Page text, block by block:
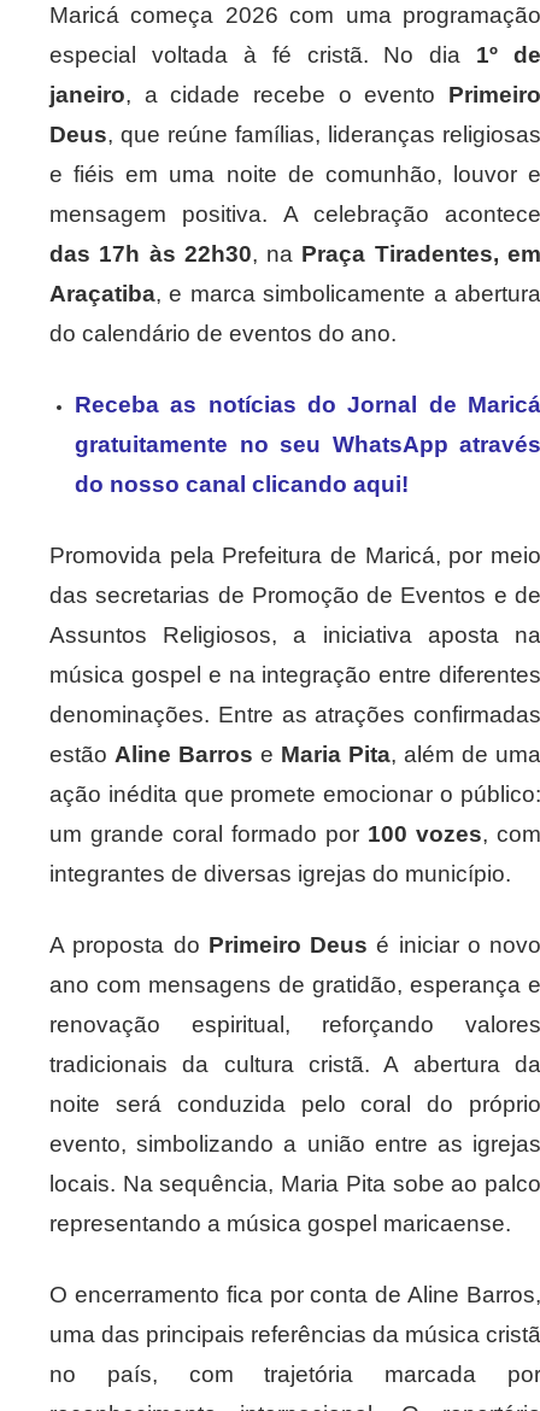
Maricá começa 2026 com uma programação
especial voltada à fé cristã. No dia 1º de
janeiro, a cidade recebe o evento Primeiro
Deus, que reúne famílias, lideranças religiosas
e fiéis em uma noite de comunhão, louvor e
mensagem positiva. A celebração acontece
das 17h às 22h30, na Praça Tiradentes,
Araçatiba, e marca simbolicamente a abertura
do calendário de eventos do ano.
Receba as notícias do Jornal de Maricá
gratuitamente no seu WhatsApp através
do nosso canal clicando aqui!
Promovida pela Prefeitura de Maricá, por meio
das secretarias de Promoção de Eventos e de
Assuntos Religiosos, a iniciativa aposta na
música gospel e na integração entre diferentes
denominações. Entre as atrações confirmadas
estão Aline Barros e Maria Pita, além de uma
ação inédita que promete emocionar o público:
um grande coral formado por 100 vozes, com
integrantes de diversas igrejas do município.
A proposta do Primeiro Deus é iniciar o novo
ano com mensagens de gratidão, esperança e
renovação espiritual, reforçando valores
tradicionais da cultura cristã. A abertura da
noite será conduzida pelo coral do próprio
evento, simbolizando a união entre as igrejas
locais. Na sequência, Maria Pita sobe ao palco
representando a música gospel maricaense.
O encerramento fica por conta de Aline Barros,
uma das principais referências da música cristã
no país, com trajetória marcada por